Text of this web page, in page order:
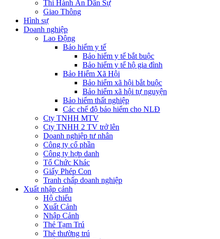
Thi Hành Án Dân Sự
Giao Thông
Hình sự
Doanh nghiệp
Lao Động
Bảo hiểm y tế
Bảo hiểm y tế bắt buộc
Bảo hiểm y tế hộ gia đình
Bảo Hiểm Xã Hội
Bảo hiểm xã hội bắt buộc
Bảo hiểm xã hội tự nguyện
Bảo hiểm thất nghiệp
Các chế độ bảo hiểm cho NLĐ
Cty TNHH MTV
Cty TNHH 2 TV trở lên
Doanh nghiệp tư nhân
Công ty cổ phần
Công ty hợp danh
Tổ Chức Khác
Giấy Phép Con
Tranh chấp doanh nghiệp
Xuất nhập cảnh
Hộ chiếu
Xuất Cảnh
Nhập Cảnh
Thẻ Tạm Trú
Thẻ thường trú